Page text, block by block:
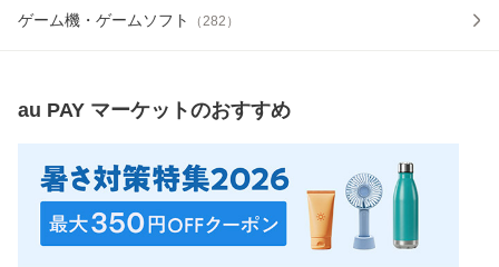
ゲーム機・ゲームソフト （282 ）
au PAY マーケットのおすすめ